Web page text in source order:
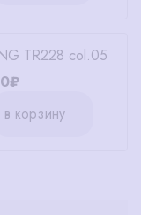
TR228 col.05
в корзину